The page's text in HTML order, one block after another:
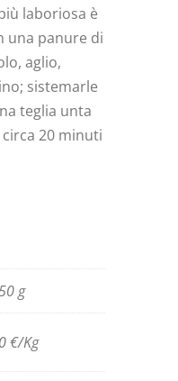
laboriosa è
una panure di
aglio,
sistemarle
teglia unta
20 minuti
g
€/Kg